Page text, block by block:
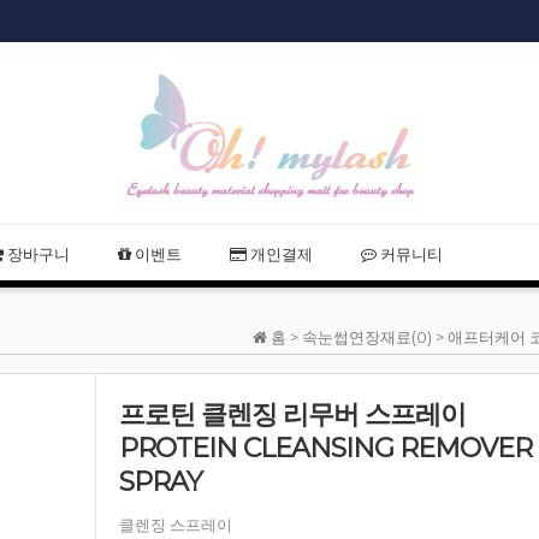
샵회원 할인
장바구니 이벤트 개인결제 커뮤니티
홈 > 속눈썹연장재료(0) >애프터케어
프로틴 클렌징 리무버 스프레이
PROTEIN CLEANSING REMOVER
SPRAY
클렌징 스프레이